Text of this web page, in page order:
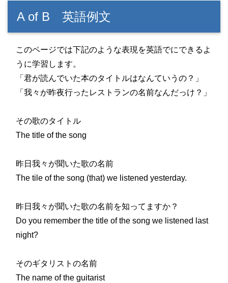
A of B 英語例文
このページでは下記のような表現を英語でにできるよ
うに学習します。
「君が読んでいた本のタイトルはなんていうの？」
「我々が昨夜行ったレストランの名前なんだっけ？」
その歌のタイトル
The title of the song
昨日我々が聞いた歌の名前
The tile of the song (that) we listened yesterday.
昨日我々が聞いた歌の名前を知ってますか？
Do you remember the title of the song we listened last
night?
そのギタリストの名前
The name of the guitarist